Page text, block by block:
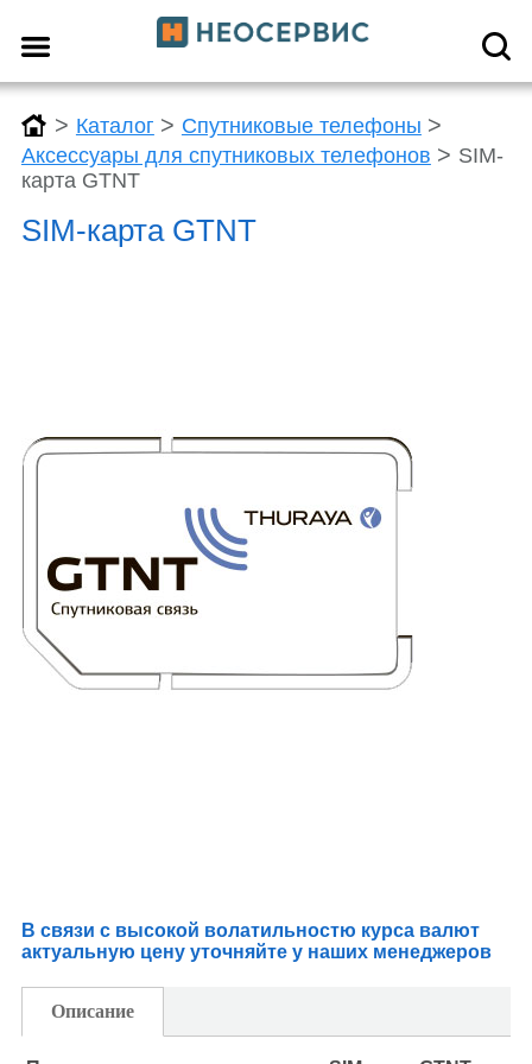
> Каталог > Спутниковые телефоны >
Аксессуары для спутниковых телефонов > SIM-
карта GTNT
SIM-карта GTNT
В связи с высокой волатильностю курса валют
актуальную цену уточняйте у наших менеджеров
Описание